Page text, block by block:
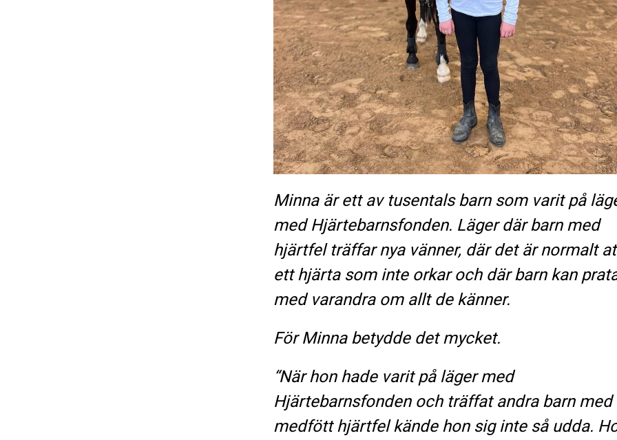
Minna är ett av tusentals barn som varit på
med Hjärtebarnsfonden. Läger där barn med
hjärtfel träffar nya vänner, där det är normalt
ett hjärta som inte orkar och där barn kan
med varandra om allt de känner.
För Minna betydde det mycket.
“När hon hade varit på läger med
Hjärtebarnsfonden och träffat andra barn med
medfött hjärtfel kände hon sig inte så udda.